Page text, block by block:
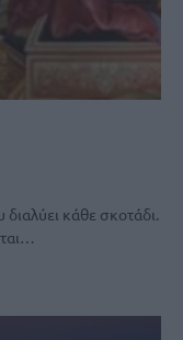
κάθε σκοτάδι.